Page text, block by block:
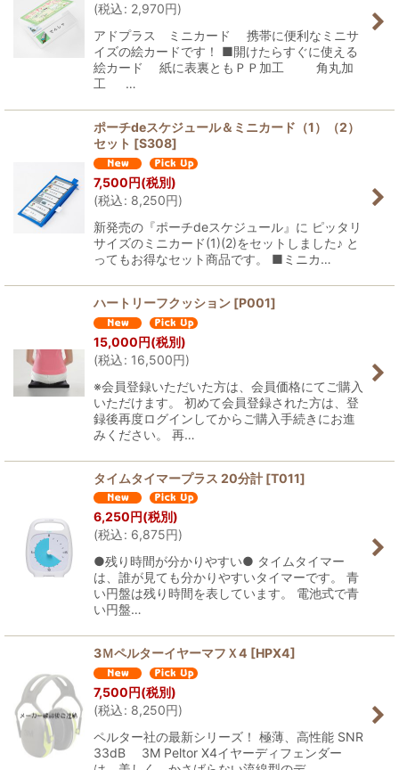
(税込: 2,970円)
アドプラス ミニカード 携帯に便利なミニサ
イズの絵カードです！ ■開けたらすぐに使える
絵カード 紙に表裏ともＰＰ加工 角丸加
工 …
ポーチdeスケジュール＆ミニカード（1）（2）
セット [S308]
7,500円(税別)
(税込: 8,250円)
新発売の『ポーチdeスケジュール』に ピッタリ
サイズのミニカード(1)(2)をセットしました♪ と
ってもお得なセット商品です。 ■ミニカ…
ハートリーフクッション [P001]
15,000円(税別)
(税込: 16,500円)
※会員登録いただいた方は、会員価格にてご購入
いただけます。 初めて会員登録された方は、登
録後再度ログインしてからご購入手続きにお進
みください。 再…
タイムタイマープラス 20分計 [T011]
6,250円(税別)
(税込: 6,875円)
●残り時間が分かりやすい● タイムタイマー
は、誰が見ても分かりやすいタイマーです。 青
い円盤は残り時間を表しています。 電池式で青
い円盤…
3ＭペルターイヤーマフＸ4 [HPX4]
7,500円(税別)
(税込: 8,250円)
ペルター社の最新シリーズ！ 極薄、高性能 SNR
33dB 3M Peltor X4イヤーディフェンダー